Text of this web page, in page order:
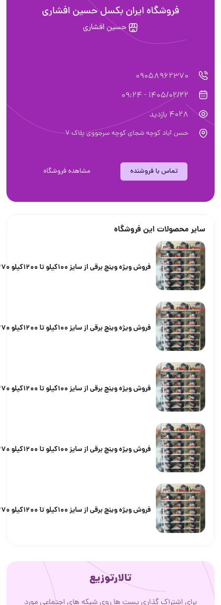
فروشگاه ایران بکسل حسین افشاری
حسین افشاری
1405/02/22 -
آباد کوچه شجای کوچه سرجووی پلاک 7
تماس با فروشنده مشاهده فروشگاه
این فروشگاه
فروش ویژه وینچ برقی از سایز 100کیلو تا 1200کیلو 09058962370
فروش ویژه وینچ برقی از سایز 100کیلو تا 1200کیلو 09058962370
فروش ویژه وینچ برقی از سایز 100کیلو تا 1200کیلو 09058962370
فروش ویژه وینچ برقی از سایز 100کیلو تا 1200کیلو 09058962370
فروش ویژه وینچ برقی از سایز 100کیلو تا 1200کیلو 09058962370
تالارتوزیع
گذاری پست ها روی شبکه های اجتماعی مورد